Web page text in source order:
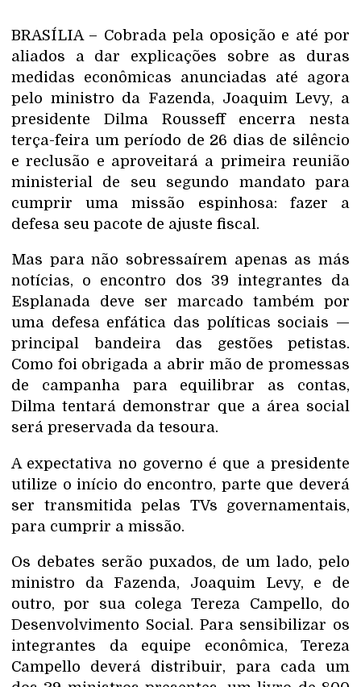
BRASÍLIA – Cobrada pela oposição e até por
aliados a dar explicações sobre as duras
medidas econômicas anunciadas até agora
pelo ministro da Fazenda, Joaquim Levy, a
presidente Dilma Rousseff encerra nesta
terça-feira um período de 26 dias de silêncio
e reclusão e aproveitará a primeira reunião
ministerial de seu segundo mandato para
cumprir uma missão espinhosa: fazer a
defesa seu pacote de ajuste fiscal.
Mas para não sobressaírem apenas as más
notícias, o encontro dos 39 integrantes da
Esplanada deve ser marcado também por
uma defesa enfática das políticas sociais —
principal bandeira das gestões petistas.
Como foi obrigada a abrir mão de promessas
de campanha para equilibrar as contas,
Dilma tentará demonstrar que a área social
será preservada da tesoura.
A expectativa no governo é que a presidente
utilize o início do encontro, parte que deverá
ser transmitida pelas TVs governamentais,
para cumprir a missão.
Os debates serão puxados, de um lado, pelo
ministro da Fazenda, Joaquim Levy, e de
outro, por sua colega Tereza Campello, do
Desenvolvimento Social. Para sensibilizar os
integrantes da equipe econômica, Tereza
Campello deverá distribuir, para cada um